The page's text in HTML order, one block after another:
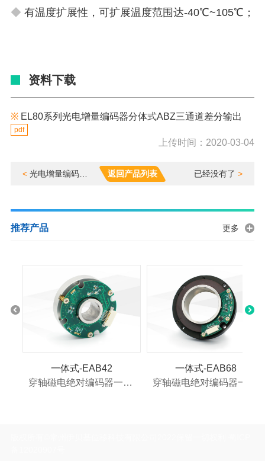
◆ 有温度扩展性，可扩展温度范围达-40℃~105℃；
资料下载
※EL80系列光电增量编码器分体式ABZ三通道差分输出
pdf
上传时间：2020-03-04
<光电增量编码器分体式ABZ三通道差分输出 EL20 已经没有了>
返回产品列表
推荐产品 更多
一体式-EAB42
穿轴磁电绝对编码器一体式 EAB42
一体式-EAB68